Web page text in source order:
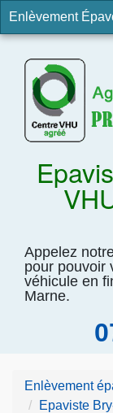
Enlèvement
Appelez
pour pouvoir
véhicule en
Marne.
Enlèvement
Epaviste